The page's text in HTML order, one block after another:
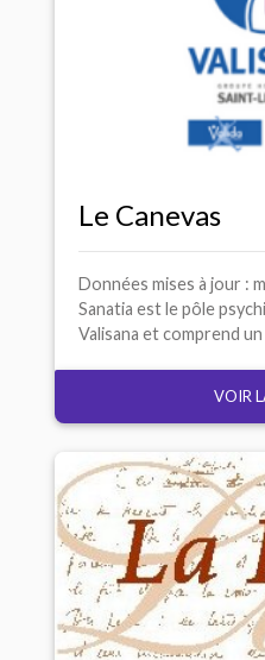
Le Canevas
Données mises à jour :
Sanatia est le pôle
Valisana et comprend
VOIR